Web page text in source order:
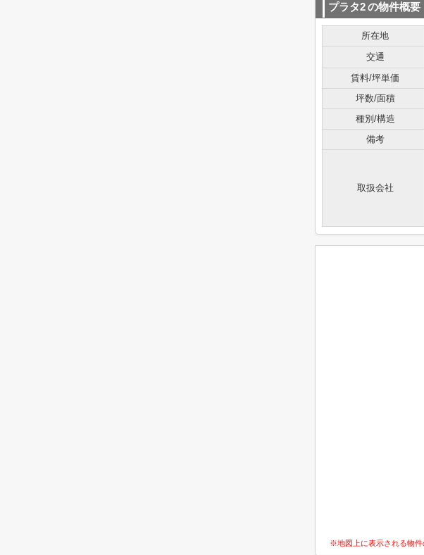
プラタ2の物件概要
所在地
交通
賃料/坪単価
坪数/面積
種別/構造
備考
取扱会社
※地図上に表示される物件